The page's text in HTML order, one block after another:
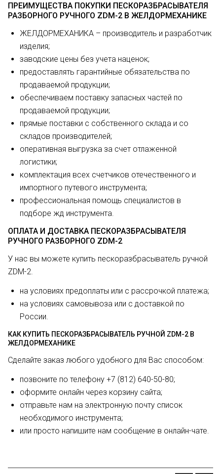
ПРЕИМУЩЕСТВА ПОКУПКИ ПЕСКОРАЗБРАСЫВАТЕЛЯ
РАЗБОРНОГО РУЧНОГО ZDM-2 В ЖЕЛДОРМЕХАНИКЕ
ЖЕЛДОРМЕХАНИКА – производитель и разработчик
изделия;
заводские цены без учета наценок;
предоставлять гарантийные обязательства по
продаваемой продукции;
обеспечиваем поставку запасных частей по
продаваемой продукции;
прямые поставки с собственного склада и со
складов производителей;
оперативная выгрузка за счет отлаженной
логистики;
комплектация всех счетчиков отечественного и
импортного путевого инструмента;
профессиональная помощь специалистов в
подборе жд инструмента.
ОПЛАТА И ДОСТАВКА ПЕСКОРАЗБРАСЫВАТЕЛЯ
РУЧНОГО РАЗБОРНОГО ZDM-2
У нас вы можете купить пескоразбрасыватель ручной
ZDM-2.
на условиях предоплаты или с рассрочкой платежа;
на условиях самовывоза или с доставкой по
России.
КАК КУПИТЬ ПЕСКОРАЗБРАСЫВАТЕЛЬ РУЧНОЙ ZDM-2 В
ЖЕЛДОРМЕХАНИКЕ
Сделайте заказ любого удобного для Вас способом:
позвоните по телефону +7 (812) 640-50-80;
оформите онлайн через корзину сайта;
отправьте нам на электронную почту список
необходимого инструмента;
или просто напишите нам сообщение в онлайн-чате.